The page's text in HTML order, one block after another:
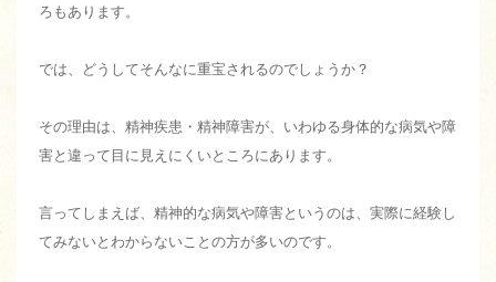
ろもあります。
では、どうしてそんなに重宝されるのでしょうか？
その理由は、精神疾患・精神障害が、いわゆる身体的な病気や障
害と違って目に見えにくいところにあります。
言ってしまえば、精神的な病気や障害というのは、実際に経験し
てみないとわからないことの方が多いのです。